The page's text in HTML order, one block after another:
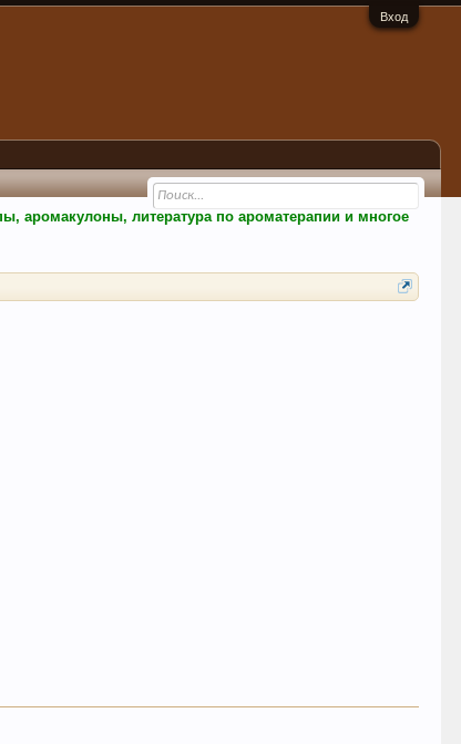
Вход
аромакулоны, литература по ароматерапии и многое